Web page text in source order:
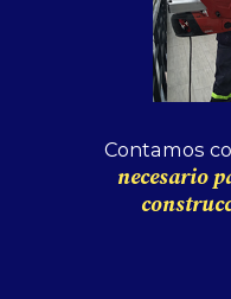
Contamos
necesario